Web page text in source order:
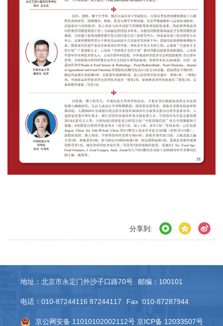
分享到:
地址：北京市永定门外沙子口路70号 邮编：100101
电话：010-87244116 87244117 Fax :010-87287944
京公网安备 11010102002112号京ICP备 12033507号